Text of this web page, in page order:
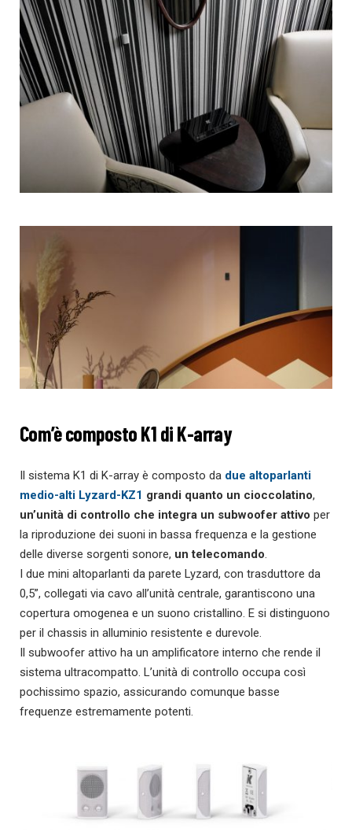
Com’è composto K1 di K-array
Il sistema K1 di K-array è composto da due altoparlanti
medio-alti Lyzard-KZ1 grandi quanto un cioccolatino,
un’unità di controllo che integra un subwoofer attivo per
la riproduzione dei suoni in bassa frequenza e la gestione
delle diverse sorgenti sonore, un telecomando.
I due mini altoparlanti da parete Lyzard, con trasduttore da
0,5”, collegati via cavo all’unità centrale, garantiscono una
copertura omogenea e un suono cristallino. E si distinguono
per il chassis in alluminio resistente e durevole.
Il subwoofer attivo ha un amplificatore interno che rende il
sistema ultracompatto. L’unità di controllo occupa così
pochissimo spazio, assicurando comunque basse
frequenze estremamente potenti.